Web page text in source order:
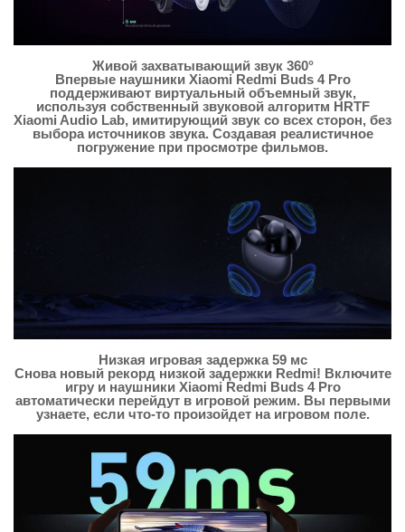
Живой захватывающий звук 360°
Впервые наушники Xiaomi Redmi Buds 4 Pro
поддерживают виртуальный объемный звук,
используя собственный звуковой алгоритм HRTF
Xiaomi Audio Lab, имитирующий звук со всех сторон, без
выбора источников звука. Создавая реалистичное
погружение при просмотре фильмов.
Низкая игровая задержка 59 мс
Снова новый рекорд низкой задержки Redmi! Включите
игру и наушники Xiaomi Redmi Buds 4 Pro
автоматически перейдут в игровой режим. Вы первыми
узнаете, если что-то произойдет на игровом поле.